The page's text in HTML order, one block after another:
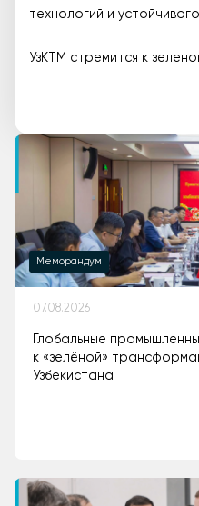
технологий и
УзКТМ стремится к
Меморандум
07.08.2026
Глобальные
к «зелёной»
Узбекистана